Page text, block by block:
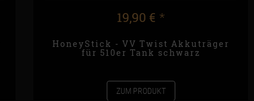
19,90 € *
HoneyStick - VV Twist Akkuträger
für 510er Tank schwarz
ZUM PRODUKT